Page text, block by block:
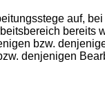
auf,
bereits
bzw.
denjenigen